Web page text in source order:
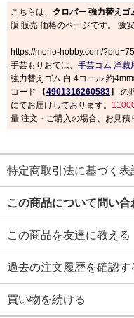
こちらは、 クロバー 強力替え
販 販売 価格のページです。 激
https://morio-hobby.com/
手芸もりおでは、 手芸ゴム 洋裁
強力替えゴム 白 4コール 約
コード 【4901316260583】 の
にてお届けしております。
量 注文・ご購入の場合、お見積
特定商取引法に基づく表
この商品について問い合
この商品を友達に教える
過去の注文履歴を確認す
買い物を続ける